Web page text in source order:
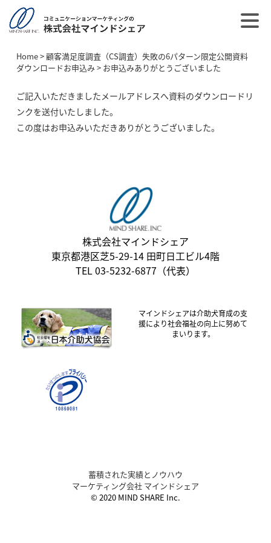
Home>顧客満足度調査（CS調査）失敗の6パターン限定公開資料
ダウンロードお申込み> お申込みありがとうございました
ご記入いただきましたメールアドレスへ資料のダウンロードリ
ンクを送付いたしました。
この度はお申込みいただきありがとうございました。
株式会社マインドシェア
東京都港区芝5-29-14 田町日工ビル4階
TEL 03-5232-6877（代表）
マインドシェアは介助犬育成の支
援により社会福祉の向上に努めて
まいります。
蓄積された実績とノウハウ
マーケティング会社 マインドシェア
© 2020 MIND SHARE Inc.